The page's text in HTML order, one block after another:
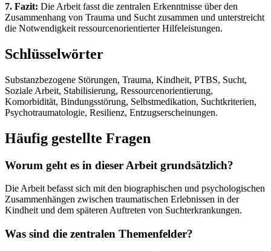
7. Fazit: Die Arbeit fasst die zentralen Erkenntnisse über den
Zusammenhang von Trauma und Sucht zusammen und unterstreicht
die Notwendigkeit ressourcenorientierter Hilfeleistungen.
Schlüsselwörter
Substanzbezogene Störungen, Trauma, Kindheit, PTBS, Sucht,
Soziale Arbeit, Stabilisierung, Ressourcenorientierung,
Komorbidität, Bindungsstörung, Selbstmedikation, Suchtkriterien,
Psychotraumatologie, Resilienz, Entzugserscheinungen.
Häufig gestellte Fragen
Worum geht es in dieser Arbeit grundsätzlich?
Die Arbeit befasst sich mit den biographischen und psychologischen
Zusammenhängen zwischen traumatischen Erlebnissen in der
Kindheit und dem späteren Auftreten von Suchterkrankungen.
Was sind die zentralen Themenfelder?